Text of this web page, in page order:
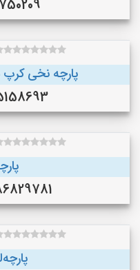
پارچه نخی کرپ
09186829781